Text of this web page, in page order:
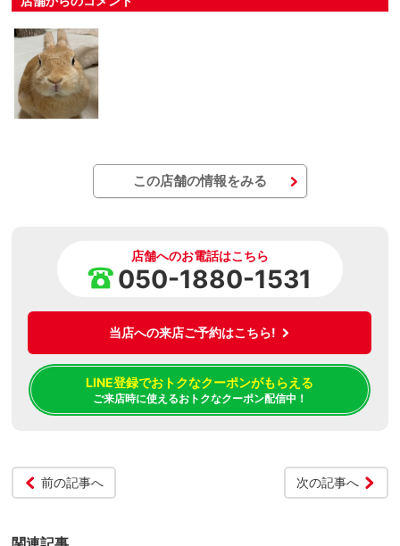
この店舗の情報をみる
店舗へのお電話はこちら
050-1880-1531
当店への来店ご予約はこちら!
LINE登録でおトクなクーポンがもらえる
ご来店時に使えるおトクなクーポン配信中！
前の記事へ 次の記事へ